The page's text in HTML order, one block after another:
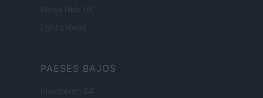
News Hub UK
Lgbtq News
PAESES BAJOS
Investeren 24